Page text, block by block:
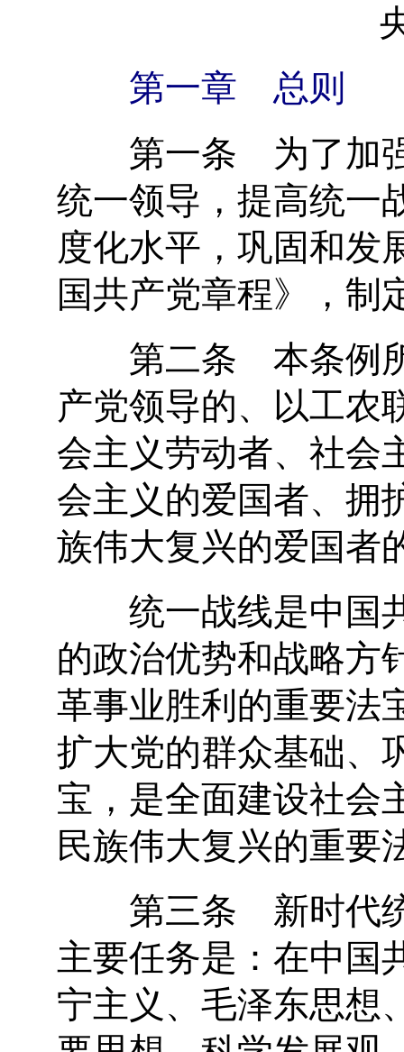
第一章 总则
第一条 为了加强
统一领导，提高统一
度化水平，巩固和发
国共产党章程》，制
第二条 本条例所
产党领导的、以工农
会主义劳动者、社会
会主义的爱国者、拥
族伟大复兴的爱国者
统一战线是中国
的政治优势和战略方
革事业胜利的重要法
扩大党的群众基础、
宝，是全面建设社会
民族伟大复兴的重要
第三条 新时代统
主要任务是：在中国
宁主义、毛泽东思想